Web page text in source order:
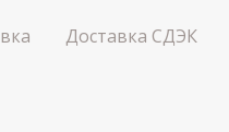
Доставка СДЭК